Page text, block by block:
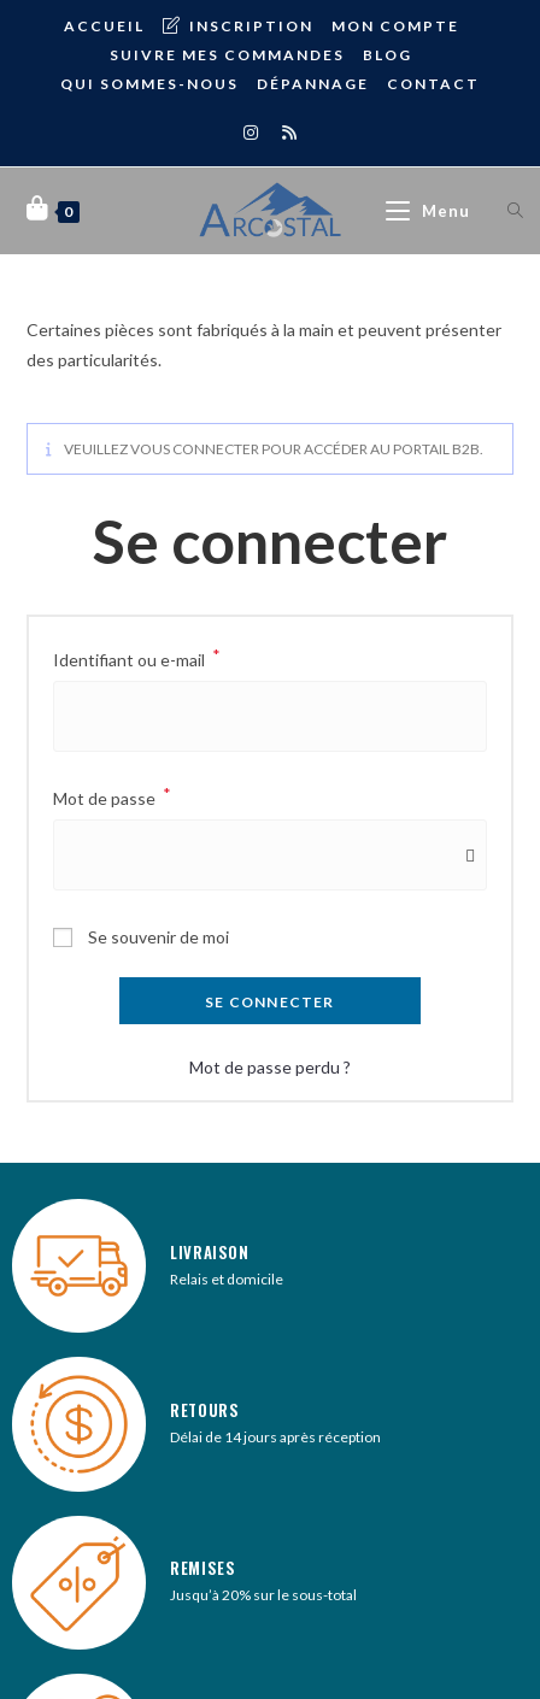
ACCUEIL INSCRIPTION
MON COMPTE
SUIVRE MES COMMANDES
BLOG
QUI SOMMES-NOUS
DÉPANNAGE CONTACT
0 Menu
Certaines pièces sont fabriqués à la main et peuvent présenter
des particularités.
VEUILLEZ VOUS CONNECTER POUR ACCÉDER AU PORTAIL B2B.
Se connecter
Identifiant ou e-mail *
Mot de passe *
A
v
e
:
Se souvenir de moi
SE CONNECTER
Mot de passe perdu ?
LIVRAISON
Relais et domicile
RETOURS
Délai de 14 jours après réception
REMISES
Jusqu’à 20% sur le sous-total